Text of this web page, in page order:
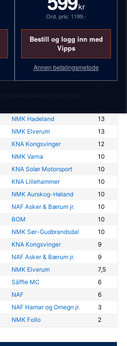
kr
Ord. pris: 1199,-
Bestill og logg inn med
Vipps
Annen betalingsmetode
KNA Kongsvinger
NMK Elverum
NAF Motorsport Drammen
34
NMK Elverum
30
NMK Romerike
30
Karlstads MK
30
Årjängs MK
30
NMK Hadeland
13
NMK Elverum
13
KNA Kongsvinger
12
NMK Varna
10
KNA Solør Motorsport
10
KNA Lillehammer
10
NMK Aurskog-Høland
10
NAF Asker & Bærum jr.
10
BOM
10
NMK Sør-Gudbrandsdal
10
KNA Kongsvinger
9
NAF Asker & Bærum jr.
9
NMK Elverum
7,5
Säffle MC
6
NAF
6
NAF Hamar og Omegn jr.
3
NMK Follo 2